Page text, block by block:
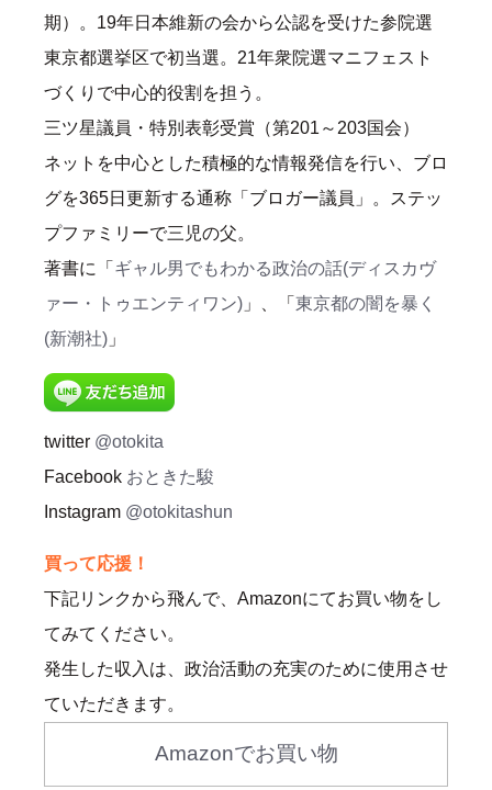
期）。19年日本維新の会から公認を受けた参院選
東京都選挙区で初当選。21年衆院選マニフェスト
づくりで中心的役割を担う。
三ツ星議員・特別表彰受賞（第201～203国会）
ネットを中心とした積極的な情報発信を行い、ブロ
グを365日更新する通称「ブロガー議員」。ステッ
プファミリーで三児の父。
著書に「 ギャル男でもわかる政治の話(ディスカヴ
ァー・トゥエンティワン) 」、「 東京都の闇を暴く
(新潮社) 」
twitter @otokita
Facebook おときた駿
Instagram @otokitashun
買って応援！
下記リンクから飛んで、Amazonにてお買い物をし
てみてください。
発生した収入は、政治活動の充実のために使用させ
ていただきます。
Amazonでお買い物